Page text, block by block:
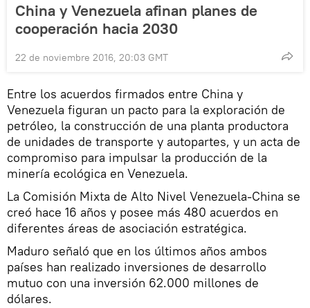
China y Venezuela afinan planes de
cooperación hacia 2030
22 de noviembre 2016, 20:03 GMT
Entre los acuerdos firmados entre China y
Venezuela figuran un pacto para la exploración de
petróleo, la construcción de una planta productora
de unidades de transporte y autopartes, y un acta de
compromiso para impulsar la producción de la
minería ecológica en Venezuela.
La Comisión Mixta de Alto Nivel Venezuela-China se
creó hace 16 años y posee más 480 acuerdos en
diferentes áreas de asociación estratégica.
Maduro señaló que en los últimos años ambos
países han realizado inversiones de desarrollo
mutuo con una inversión 62.000 millones de
dólares.